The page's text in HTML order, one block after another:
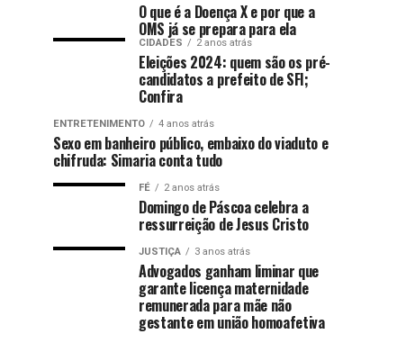
O que é a Doença X e por que a
OMS já se prepara para ela
CIDADES 2 anos atrás
Eleições 2024: quem são os pré-
candidatos a prefeito de SFI;
Confira
ENTRETENIMENTO 4 anos atrás
Sexo em banheiro público, embaixo do viaduto e
chifruda: Simaria conta tudo
FÉ 2 anos atrás
Domingo de Páscoa celebra a
ressurreição de Jesus Cristo
JUSTIÇA 3 anos atrás
Advogados ganham liminar que
garante licença maternidade
remunerada para mãe não
gestante em união homoafetiva